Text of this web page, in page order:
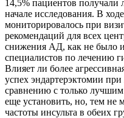
14,5% пациентов
начале исследования. В
мониторировалось при
рекомендаций для всех
снижения АД, как не было и
специалистов по лечению
Влияет ли более
успех эндартерэктомии
сравнению с только
еще установить, но, тем
частоты инсульта в обеих